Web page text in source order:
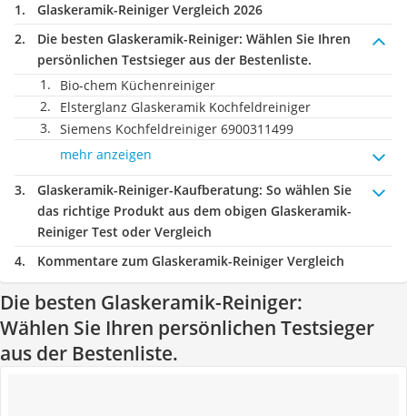
Glaskeramik-Reiniger Vergleich 2026
Die besten Glaskeramik-Reiniger: Wählen Sie Ihren
persönlichen Testsieger aus der Bestenliste.
Bio-chem Küchenreiniger
Elsterglanz Glaskeramik Kochfeldreiniger
Siemens Kochfeldreiniger 6900311499
mehr anzeigen
Glaskeramik-Reiniger-Kaufberatung: So wählen Sie
das richtige Produkt aus dem obigen Glaskeramik-
Reiniger Test oder Vergleich
Kommentare zum Glaskeramik-Reiniger Vergleich
Die besten Glaskeramik-Reiniger:
Wählen Sie Ihren persönlichen Testsieger
aus der Bestenliste.